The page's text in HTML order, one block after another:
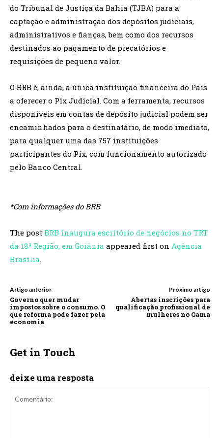
do Tribunal de Justiça da Bahia (TJBA) para a
captação e administração dos depósitos judiciais,
administrativos e fianças, bem como dos recursos
destinados ao pagamento de precatórios e
requisições de pequeno valor.
O BRB é, ainda, a única instituição financeira do País
a oferecer o Pix Judicial. Com a ferramenta, recursos
disponíveis em contas de depósito judicial podem ser
encaminhados para o destinatário, de modo imediato,
para qualquer uma das 757 instituições
participantes do Pix, com funcionamento autorizado
pelo Banco Central.
*Com informações do BRB
The post BRB inaugura escritório de negócios no TRT
da 18ª Região, em Goiânia appeared first on Agência
Brasília.
Artigo anterior
Governo quer mudar
impostos sobre o consumo. O
que reforma pode fazer pela
economia
Próximo artigo
Abertas inscrições para
qualificação profissional de
mulheres no Gama
Get in Touch
deixe uma resposta